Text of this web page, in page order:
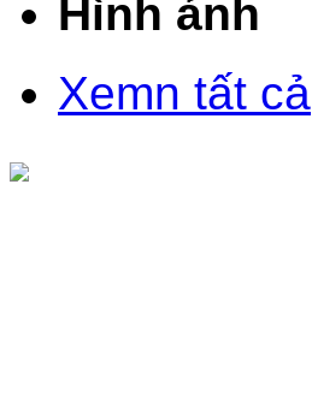
Hình ảnh
Xemn tất cả